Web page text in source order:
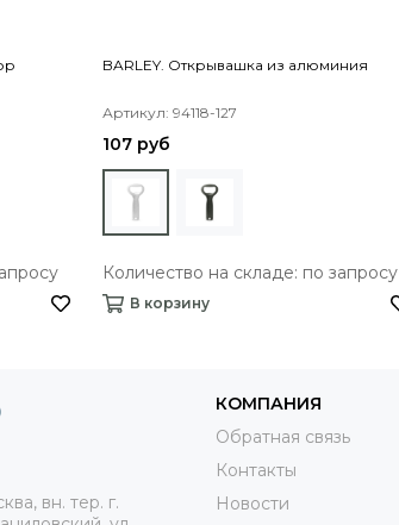
BARLEY. Oткрывашка из алюминия
Артикул: 94118-127
107 руб
Количество на складе: по запросу
В корзину
вн. тер. г.
КОМПАНИЯ
Обратная связь
Контакты
Новости